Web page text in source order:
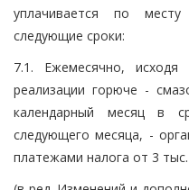
уплачивается по
следующие сроки:
7.1. Ежемесячно,
реализации горюче -
календарный месяц в
следующего месяца, -
платежами налога от 3